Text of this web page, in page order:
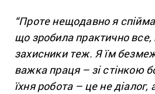
“Проте нещодавно я
що зробила практично все,
захисники теж. Я їм
важка праця – зі стінкою
їхня робота – це не діалог,